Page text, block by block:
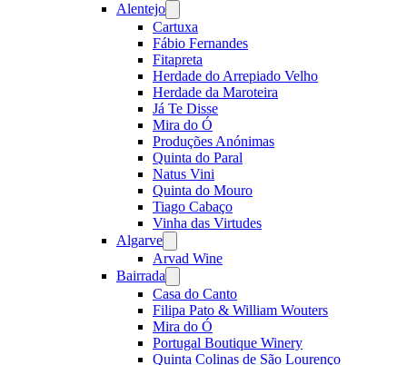
Alentejo
menu
Cartuxa
Fábio Fernandes
Fitapreta
Herdade do Arrepiado Velho
Herdade da Maroteira
Já Te Disse
Mira do Ó
Produções Anónimas
Quinta do Paral
Natus Vini
Quinta do Mouro
Tiago Cabaço
Vinha das Virtudes
Algarve
menu
Arvad Wine
Bairrada
menu
Casa do Canto
Filipa Pato & William Wouters
Mira do Ó
Portugal Boutique Winery
Quinta Colinas de São Lourenço